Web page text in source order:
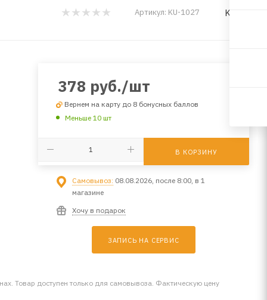
Артикул: KU-1027 KUDO
378 руб./шт
Вернем на карту до 8 бонусных баллов
Меньше 10 шт
В КОРЗИНУ
Самовывоз: 08.08.2026, после 8:00, в 1
магазине
Хочу в подарок
ЗАПИСЬ НА СЕРВИС
Товар доступен только для самовывоза. Фактическую цену